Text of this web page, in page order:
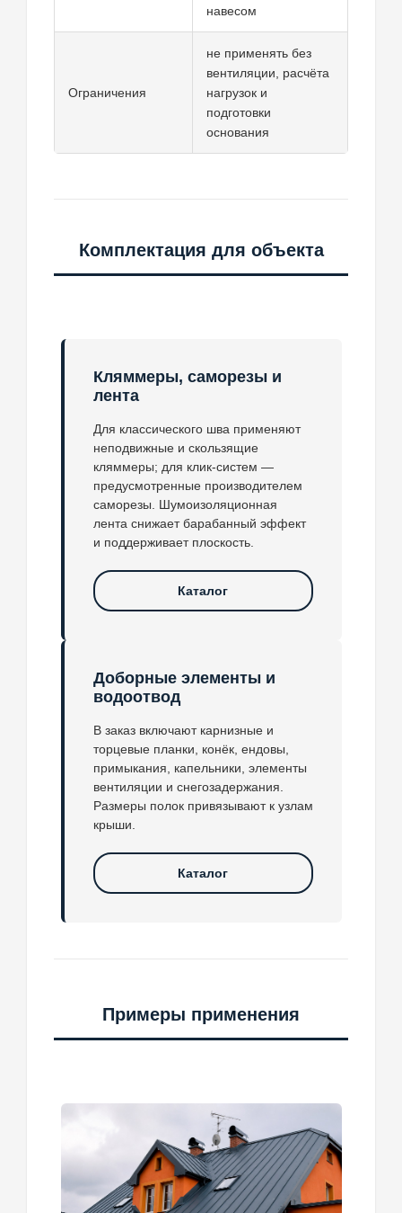
навесом
Ограничения
не применять без
вентиляции, расчёта
нагрузок и
подготовки
основания
Комплектация для объекта
Кляммеры, саморезы и
лента
Для классического шва применяют
неподвижные и скользящие
кляммеры; для клик-систем —
предусмотренные производителем
саморезы. Шумоизоляционная
лента снижает барабанный эффект
и поддерживает плоскость.
Каталог
Доборные элементы и
водоотвод
В заказ включают карнизные и
торцевые планки, конёк, ендовы,
примыкания, капельники, элементы
вентиляции и снегозадержания.
Размеры полок привязывают к узлам
крыши.
Каталог
Примеры применения